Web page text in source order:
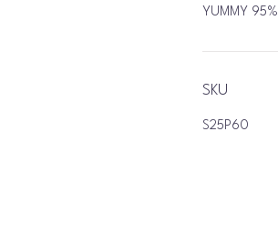
YUMMY
SKU
S25P60